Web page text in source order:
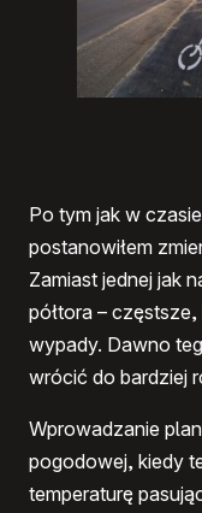
Po tym jak w
postanowiłem
Zamiast jednej jak
półtora –
wypady. Dawno
wrócić do bardziej
Wprowadzanie
pogodowej, kiedy
temperaturę